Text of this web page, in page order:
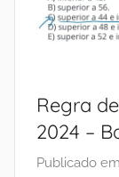
Regra
2024 –
Publicado em